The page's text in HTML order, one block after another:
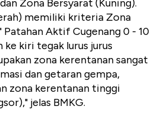
Zona Bersyarat (Kuning).
memiliki kriteria Zona
Patahan Aktif Cugenang 0 - 10
ke kiri tegak lurus jurus
zona kerentanan sangat
dan getaran gempa,
zona kerentanan tinggi
jelas BMKG.